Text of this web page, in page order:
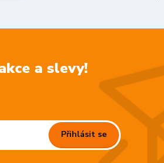
a slevy!
Přihlásit se